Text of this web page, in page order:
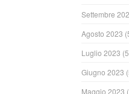
Settembre
Agosto 2023
Luglio 2023
Giugno 2023
Maggio 2023